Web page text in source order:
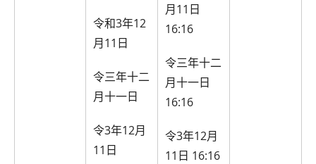
令和3年12
月11日
令三年十二
月十一日
令3年12月
11日
月11日
16:16
令三年十二
月十一日
16:16
令3年12月
11日 16:16